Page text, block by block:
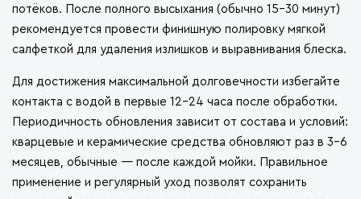
потёков. После полного высыхания (обычно 15–30 минут)
рекомендуется провести финишную полировку мягкой
салфеткой для удаления излишков и выравнивания блеска.
Для достижения максимальной долговечности избегайте
контакта с водой в первые 12–24 часа после обработки.
Периодичность обновления зависит от состава и условий:
кварцевые и керамические средства обновляют раз в 3–6
месяцев, обычные — после каждой мойки. Правильное
применение и регулярный уход позволят сохранить